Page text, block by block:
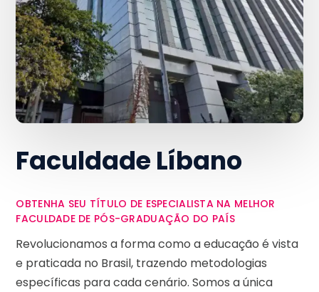
Faculdade Líbano
OBTENHA SEU TÍTULO DE ESPECIALISTA NA MELHOR
FACULDADE DE PÓS-GRADUAÇÃO DO PAÍS
Revolucionamos a forma como a educação é vista
e praticada no Brasil, trazendo metodologias
específicas para cada cenário. Somos a única